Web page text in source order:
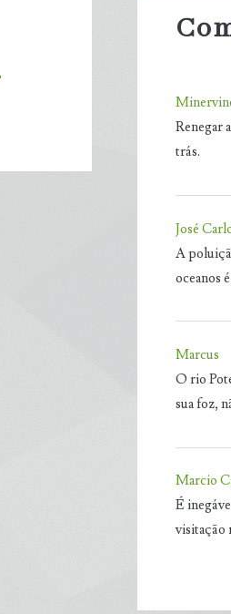
Renegar
trás.
José
A
oceanos
Marcus
O rio
sua foz,
Marcio
É
visitação